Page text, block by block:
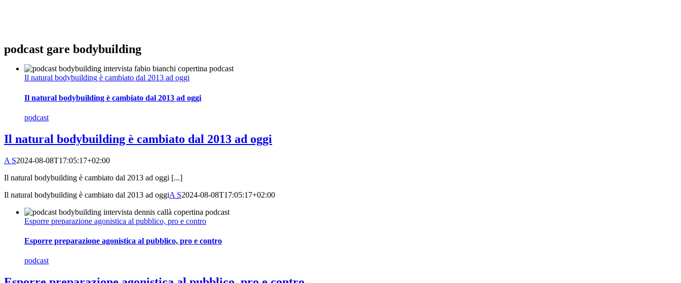
podcast gare bodybuilding
Il natural bodybuilding è cambiato dal 2013 ad oggi
Il natural bodybuilding è cambiato dal 2013 ad oggi
podcast
Il natural bodybuilding è cambiato dal 2013 ad oggi
A S2024-08-08T17:05:17+02:00
Il natural bodybuilding è cambiato dal 2013 ad oggi [...]
Il natural bodybuilding è cambiato dal 2013 ad oggiA S2024-08-08T17:05:17+02:00
Esporre preparazione agonistica al pubblico, pro e contro
Esporre preparazione agonistica al pubblico, pro e contro
podcast